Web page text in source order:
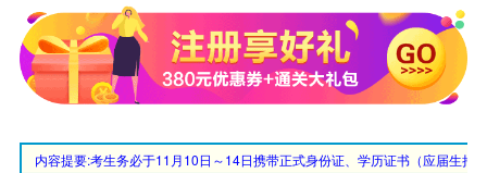
内容提要:考生务必于11月10日～14日携带正式身份证、学历证书（应届生持